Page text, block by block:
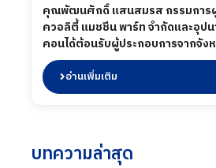
คุณพัฒนศักดิ์ แสนสมรส กรรมการผู้จัดการ บริษัท พี
ควอลิตี้ แมชชีน พาร์ท จำกัดและอุป
คอนได้ต้อนรับผู้ประกอบการจากจัง
ญี่ปุ่น เข้ามาเยี่ยมชมการบริหารการ
ผลิตของบริษัท ฯ เพื่อแลกเปลี่ยนข้อ
อุตสาหกรรม การผลิต และซัพพลาย
2026 งานแสดงชิ้นส่วนอุตสาหกรรม
ระดับนานาชาติ ซึ่งกำหนดจัดขึ้นระหว่
อ่านเพิ่มเติม
บทความล่าสุด